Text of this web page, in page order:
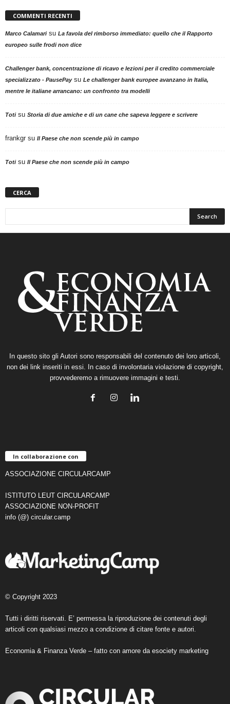
COMMENTI RECENTI
Marco Calamarisu La favola del rimborso immediato: quello che il Rapporto
europeo sulle frodi non dice
Challenger bank, concentrazione di ricavo e lezioni per il credito commerciale
specializzato - PausePaysu Le challenger bank europee avanzano in Italia,
mentre le italiane arrancano: un confronto tra modelli
Totisu Storia di due amiche e di un cane che sapeva leggere e scrivere
frankgr su Il Paese che non scende più in campo
Totisu Il Paese che non scende più in campo
CERCA
In questo sito gli Autori sono responsabili del contenuto dei loro articoli,
non dei link inseriti in essi. In caso di involontaria violazione di copyright,
provvederemo a rimuovere immagini e testi.
In collaborazione con
ASSOCIAZIONE CIRCULARCAMP
ISTITUTO LEUT CIRCULARCAMP
ASSOCIAZIONE NON-PROFIT
info (@) circular.camp
© Copyright 2023
Tutti i diritti riservati. E’ permessa la riproduzione dei contenuti degli
articoli con qualsiasi mezzo a condizione di citare fonte e autori.
Economia & Finanza Verde – fatto con amore da esociety marketing